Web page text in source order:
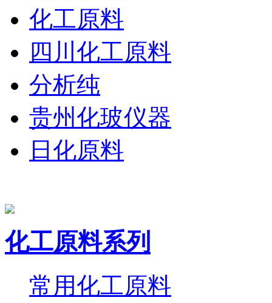
化工原料
四川化工原料
分析纯
贵州化玻仪器
日化原料
化工原料系列
常用化工原料